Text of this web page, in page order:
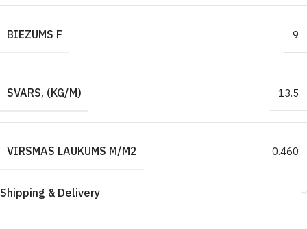
BIEZUMS F 9
SVARS, (KG/M) 13.5
VIRSMAS LAUKUMS M/M2 0.460
Shipping & Delivery